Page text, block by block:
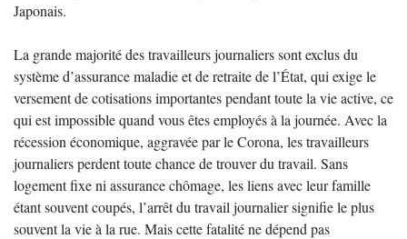
Japonais.
La grande majorité des travailleurs journaliers sont exclus du
système d’assurance maladie et de retraite de l’État, qui exige le
versement de cotisations importantes pendant toute la vie active, ce
qui est impossible quand vous êtes employés à la journée. Avec la
récession économique, aggravée par le Corona, les travailleurs
journaliers perdent toute chance de trouver du travail. Sans
logement fixe ni assurance chômage, les liens avec leur famille
étant souvent coupés, l’arrêt du travail journalier signifie le plus
souvent la vie à la rue. Mais cette fatalité ne dépend pas